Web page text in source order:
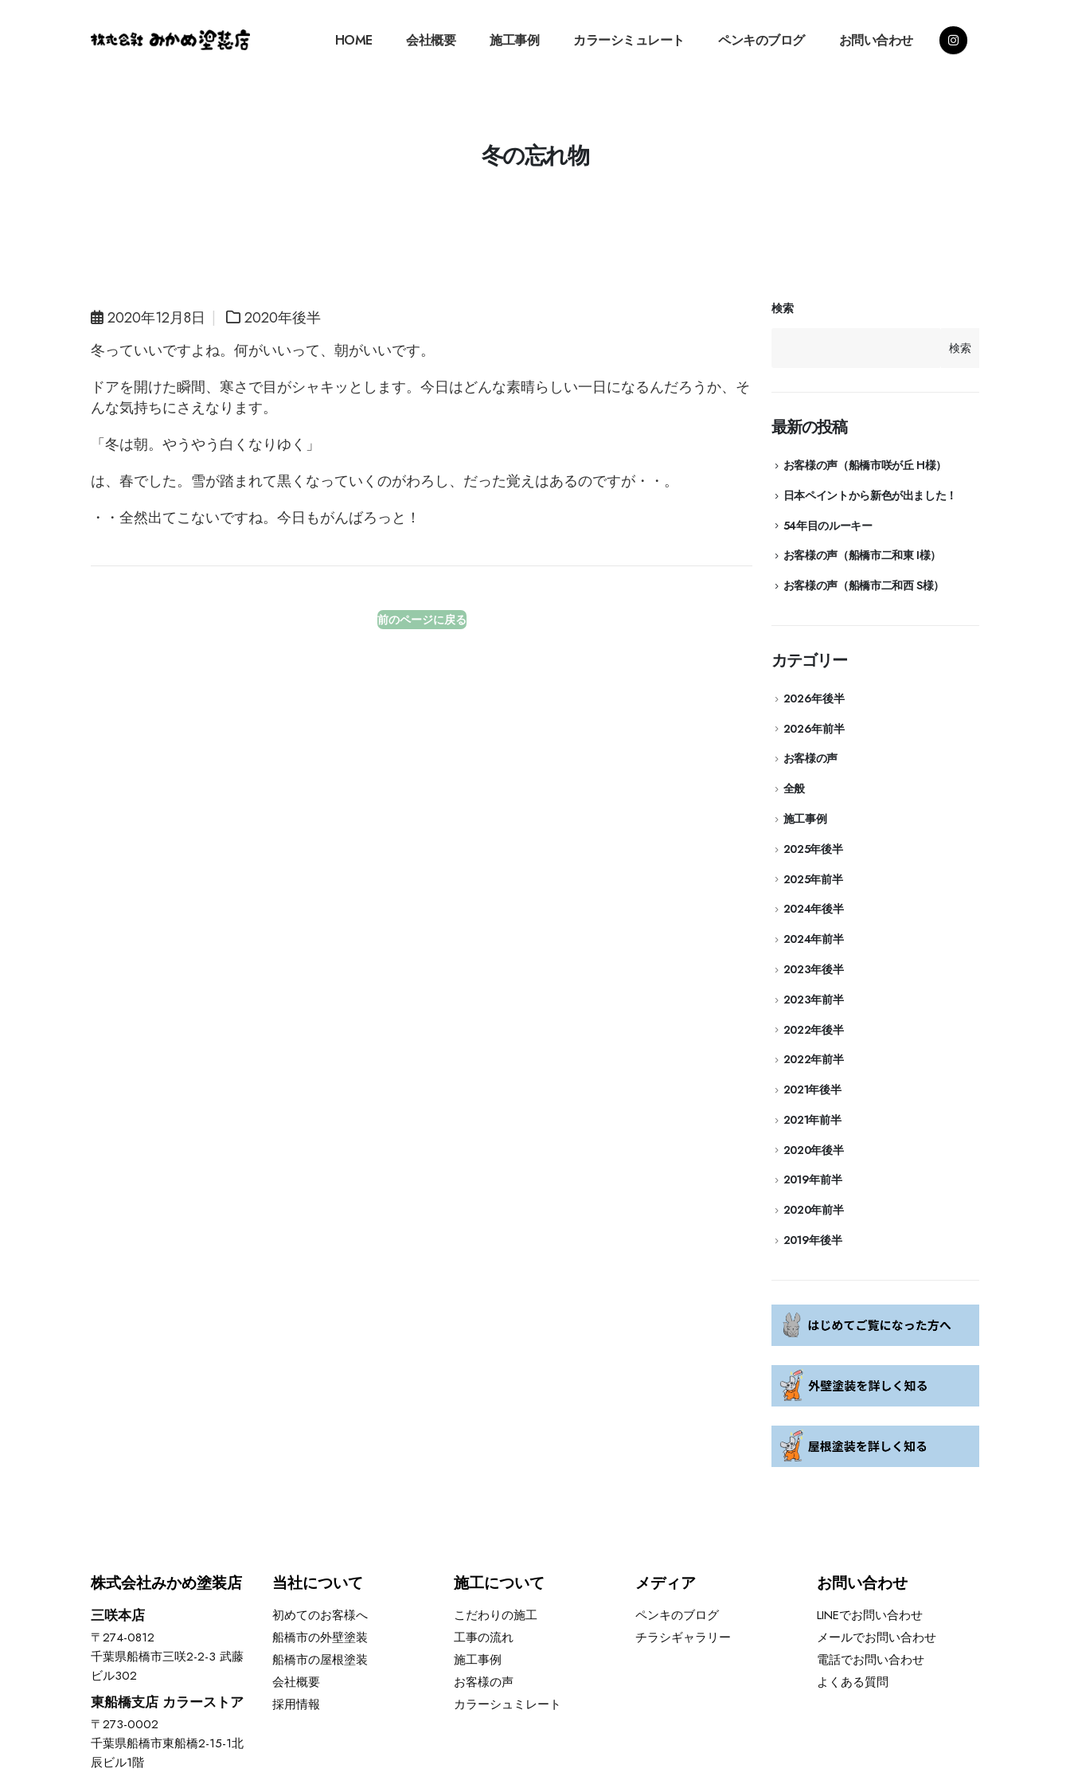
HOME 会社概要 施工事例 カラーシミュレート ペンキのブログ お問い合わせ
冬の忘れ物
2020年12月8日
2020年後半
冬っていいですよね。何がいいって、朝がいいです。
ドアを開けた瞬間、寒さで目がシャキッとします。今日はどんな素晴らしい一日になるんだろうか、そ
んな気持ちにさえなります。
「冬は朝。やうやう白くなりゆく」
は、春でした。雪が踏まれて黒くなっていくのがわろし、だった覚えはあるのですが・・。
・・全然出てこないですね。今日もがんばろっと！
前のページに戻る
検索
検索
最新の投稿
お客様の声（船橋市咲が丘 H様）
日本ペイントから新色が出ました！
54年目のルーキー
お客様の声（船橋市二和東 I様）
お客様の声（船橋市二和西 S様）
カテゴリー
2026年後半
2026年前半
お客様の声
全般
施工事例
2025年後半
2025年前半
2024年後半
2024年前半
2023年後半
2023年前半
2022年後半
2022年前半
2021年後半
2021年前半
2020年後半
2019年前半
2020年前半
2019年後半
株式会社みかめ塗装店
三咲本店
〒274-0812
千葉県船橋市三咲2-2-3 武藤
ビル302
東船橋支店 カラーストア
〒273-0002
千葉県船橋市東船橋2-15-1北
辰ビル1階
当社について
初めてのお客様へ
船橋市の外壁塗装
船橋市の屋根塗装
会社概要
採用情報
施工について
こだわりの施工
工事の流れ
施工事例
お客様の声
カラーシュミレート
メディア
ペンキのブログ
チラシギャラリー
お問い合わせ
LINEでお問い合わせ
メールでお問い合わせ
電話でお問い合わせ
よくある質問